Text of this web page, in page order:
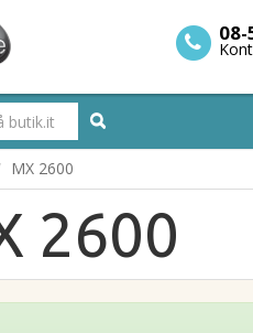
08-
MX 2600
2600